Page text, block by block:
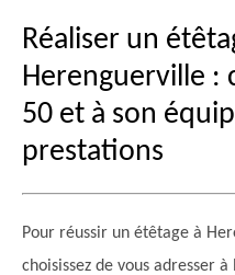
Réaliser un
Herenguerville :
50 et à son
prestations
Pour réussir un étêtage à
choisissez de vous adresser